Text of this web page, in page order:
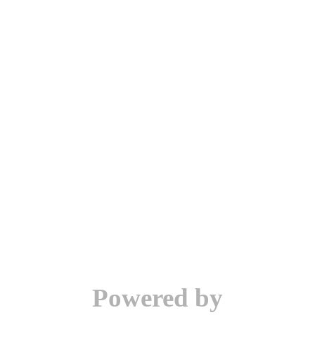
Powered by